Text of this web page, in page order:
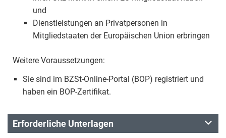
und
Dienstleistungen an Privatpersonen in
Mitgliedstaaten der Europäischen Union erbringen
Weitere Voraussetzungen:
Sie sind im BZSt-Online-Portal (BOP) registriert und
haben ein BOP-Zertifikat.
Erforderliche Unterlagen